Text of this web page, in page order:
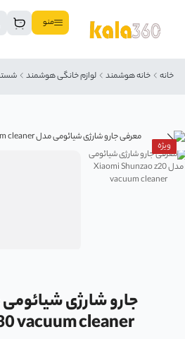
منو
خانه خانه هوشمند لوازم خانگی هوشمند
ویژه
vacuum cleaner